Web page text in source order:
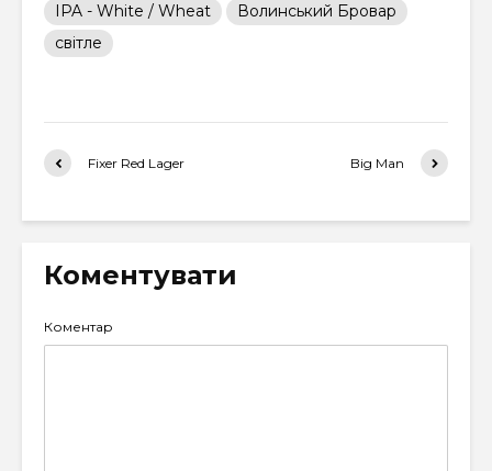
IPA - White / Wheat
Волинський Бровар
світле
Fixer Red Lager Big Man
Коментувати
Коментар